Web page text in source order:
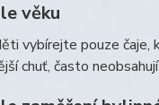
věku
vybírejte pouze čaje,
chuť, často